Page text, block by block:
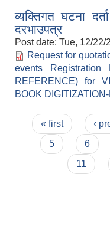
व्यक्तिगत घटना
दरभाउपत्र
Post date: Tue, 12/22/
Request for
events Registration
REFERENCE) for
BOOK
Pages
« first ‹
5
6
11